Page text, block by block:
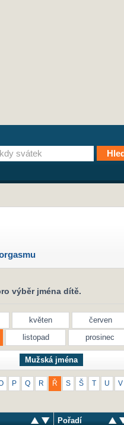
výběr jména dítě.
květen
červen
listopad prosinec
Mužská jména
P Q R Ř S Š T U V
Pořadí